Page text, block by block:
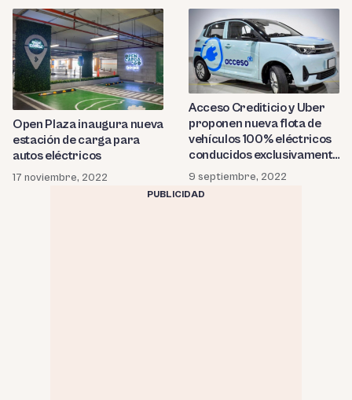
Open Plaza inaugura nueva
estación de carga para
autos eléctricos
17 noviembre, 2022
Acceso Crediticio y Uber
proponen nueva flota de
vehículos 100% eléctricos
conducidos exclusivamente
por mujeres
9 septiembre, 2022
PUBLICIDAD